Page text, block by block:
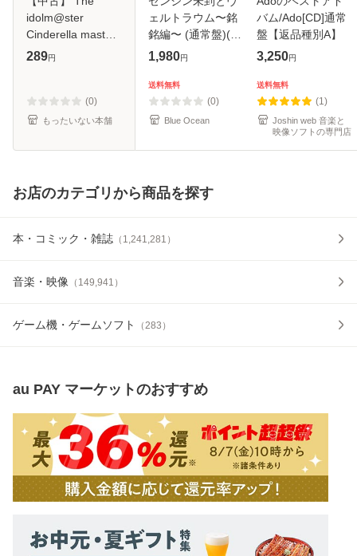
idolm@ster
Cinderella master
アイドルマスター
姫川友紀 (杜野ま
こ) / 日本コロムビ
289円
(0)
もったいない本舗
ェルトラウム〜銘
銘編〜 (通常盤)(2
枚組) [DVD]
1,980円
送料無料
(0)
Blue Ocean
バム/Ado[CD]通常
盤【返品種別A】
3,250円
送料無料
(1)
Joshin web 音楽と
映像ソフトの専門店
お店のカテゴリから商品を探す
本・コミック・雑誌 （ 1,241,281 ）
音楽・映像 （ 149,941 ）
ゲーム機・ゲームソフト （283 ）
au PAY マーケットのおすすめ